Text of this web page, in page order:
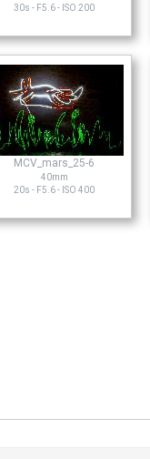
30s - F5.6 - ISO 200
MCV_mars_25-6
40mm
20s - F5.6 - ISO 400